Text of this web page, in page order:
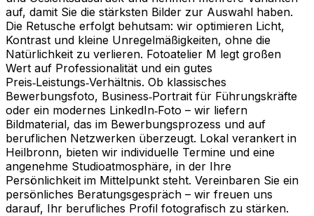
auf, damit Sie die stärksten Bilder zur Auswahl haben.
Die Retusche erfolgt behutsam: wir optimieren Licht,
Kontrast und kleine Unregelmäßigkeiten, ohne die
Natürlichkeit zu verlieren. Fotoatelier M legt großen
Wert auf Professionalität und ein gutes
Preis‑Leistungs‑Verhältnis. Ob klassisches
Bewerbungsfoto, Business‑Portrait für Führungskräfte
oder ein modernes LinkedIn‑Foto – wir liefern
Bildmaterial, das im Bewerbungsprozess und auf
beruflichen Netzwerken überzeugt. Lokal verankert in
Heilbronn, bieten wir individuelle Termine und eine
angenehme Studioatmosphäre, in der Ihre
Persönlichkeit im Mittelpunkt steht. Vereinbaren Sie ein
persönliches Beratungsgespräch – wir freuen uns
darauf, Ihr berufliches Profil fotografisch zu stärken.